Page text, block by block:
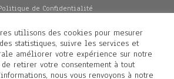
de Confidentialité
Mentions légales
Livraisons
utilisons des cookies pour mesurer
statistiques, suivre les services et
améliorer votre expérience sur notre
retirer votre consentement à tout
nous vous renvoyons à notre